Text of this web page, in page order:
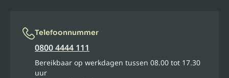
Telefoonnummer
0800 4444 111
Bereikbaar op werkdagen tussen 08.00 tot 17.30
uur